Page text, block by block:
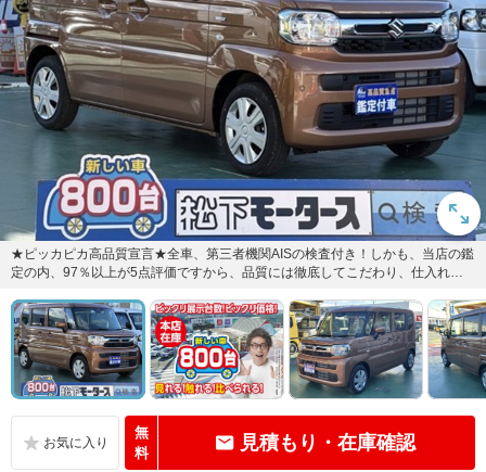
★ピッカピカ高品質宣言★全車、第三者機関AISの検査付き！しかも、当店の鑑
定の内、97％以上が5点評価ですから、品質には徹底してこだわり、仕入れ、
無
料
見積もり・在庫確認